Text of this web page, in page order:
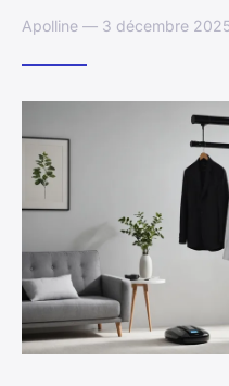
Apolline — 3 décembre